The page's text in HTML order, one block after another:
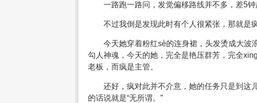
一路跑一路问，发觉偏移路线并不多，差5
不过我倒是发现此时有个人很紧张，那就是
今天她穿着粉红sè的连身裙，头发烫成大波
勾人神魂，今天的她，完全是艳压群芳，完全
老板，而疯是主管。
还好，疯对此并不介意，她的任务只是到这
的话说就是“无所谓。”